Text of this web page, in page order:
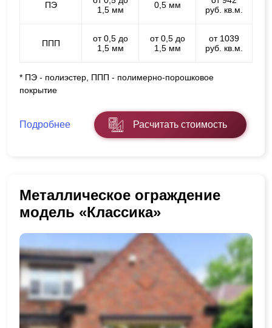
ПЭ
1,5 мм
0,5 мм
руб. кв.м.
ППП
от 0,5 до
1,5 мм
от 0,5 до
1,5 мм
от 1039
руб. кв.м.
* ПЭ - полиэстер, ППП - полимерно-порошковое
покрытие
Подробнее Расчитать стоимость
Металлическое ограждение
модель «Классика»